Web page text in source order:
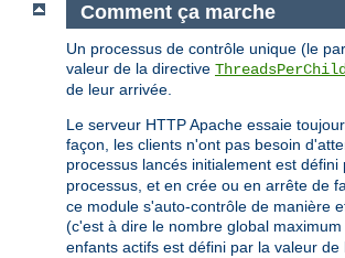
Comment ça marche
Un processus de contrôle unique (le
valeur de la directive ThreadsPerChild
de leur arrivée.
Le serveur HTTP Apache essaie
façon, les clients n'ont pas besoin
processus lancés initialement est défini
processus, et en crée ou en arrête de
ce module s'auto-contrôle de manière
(c'est à dire le nombre global
enfants actifs est défini par la valeur de